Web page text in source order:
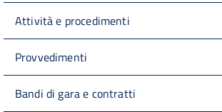
Attività e procedimenti
Provvedimenti
Bandi di gara e contratti